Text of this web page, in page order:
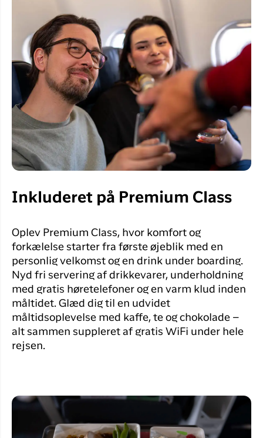
Inkluderet på Premium Class
Oplev Premium Class, hvor komfort og
forkælelse starter fra første øjeblik med en
personlig velkomst og en drink under boarding.
Nyd fri servering af drikkevarer, underholdning
med gratis høretelefoner og en varm klud inden
måltidet. Glæd dig til en udvidet
måltidsoplevelse med kaffe, te og chokolade –
alt sammen suppleret af gratis WiFi under hele
rejsen.